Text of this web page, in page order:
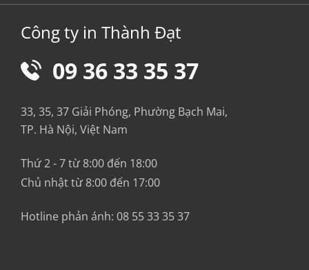
Công ty in Thành Đạt
09 36 33 35 37
33, 35, 37 Giải Phóng, Phường Bạch Mai,
TP. Hà Nội, Việt Nam
Thứ 2 - 7 từ 8:00 đến 18:00
Chủ nhật từ 8:00 đến 17:00
Hotline phản ánh: 08 55 33 35 37